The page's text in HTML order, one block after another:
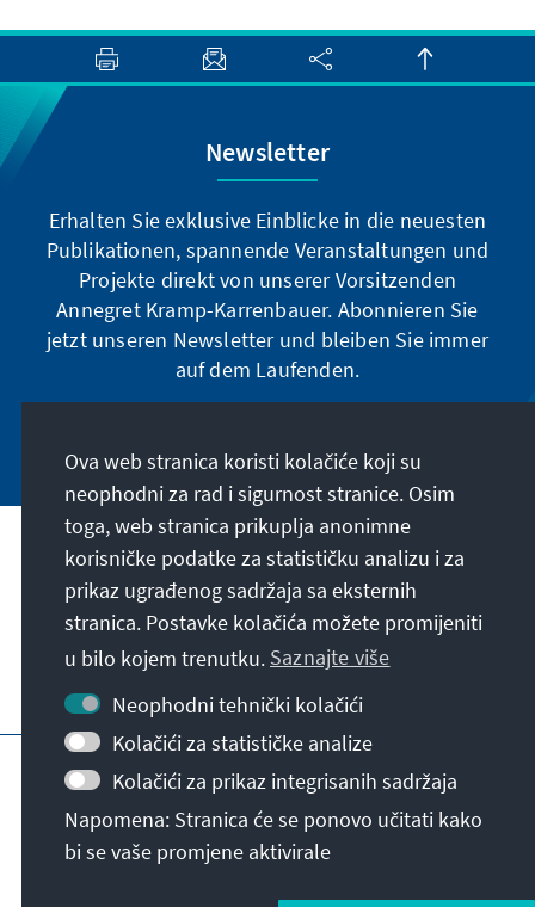
Newsletter
Erhalten Sie exklusive Einblicke in die neuesten
Publikationen, spannende Veranstaltungen und
Projekte direkt von unserer Vorsitzenden
Annegret Kramp-Karrenbauer. Abonnieren Sie
jetzt unseren Newsletter und bleiben Sie immer
auf dem Laufenden.
Naša misija
Kontakt
Dodatne ponude fondacije
Impresum
Erklärung zur Barrierefreiheit
Barriere melden
Sitemap
© Konrad-Adenauer-Stiftung e.V. 2026
Ova web stranica koristi kolačiće koji su
neophodni za rad i sigurnost stranice. Osim
toga, web stranica prikuplja anonimne
korisničke podatke za statističku analizu i za
prikaz ugrađenog sadržaja sa eksternih
stranica. Postavke kolačića možete promijeniti
u bilo kojem trenutku. Saznajte više
Neophodni tehnički kolačići
Kolačići za statističke analize
Kolačići za prikaz integrisanih sadržaja
Napomena: Stranica će se ponovo učitati kako
bi se vaše promjene aktivirale